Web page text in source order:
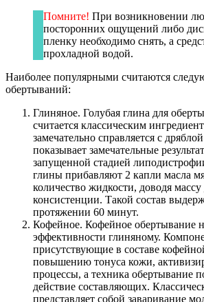
Помните! При возникновении
посторонних ощущений либо
пленку необходимо снять, а
прохладной водой.
Наиболее популярными считаются
обертываний:
Глиняное. Голубая глина для
считается классическим
замечательно справляется с
показывает замечательные
запущенной стадией
глины прибавляют 2 капли масла
количество жидкости, доводя
консистенции. Такой состав
протяжении 60 минут.
Кофейное. Кофейное обертывание
эффективности глиняному.
присутствующие в составе
повышению тонуса кожи,
процессы, а техника обертывание
действие составляющих.
представляет собой заваривание